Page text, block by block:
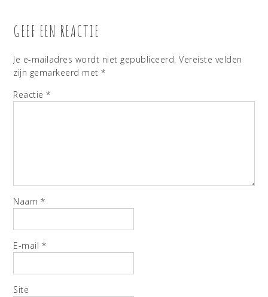
GEEF EEN REACTIE
Je e-mailadres wordt niet gepubliceerd. Vereiste velden
zijn gemarkeerd met*
Reactie*
Naam *
E-mail *
Site